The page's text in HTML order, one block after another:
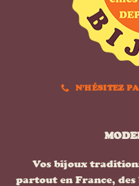
N'HÉSITEZ
Vos bijoux
partout en France,